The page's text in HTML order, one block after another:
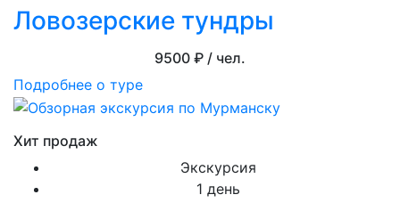
Ловозерские тундры
9500 ₽ / чел.
Подробнее о туре
Хит продаж
Экскурсия
1 день